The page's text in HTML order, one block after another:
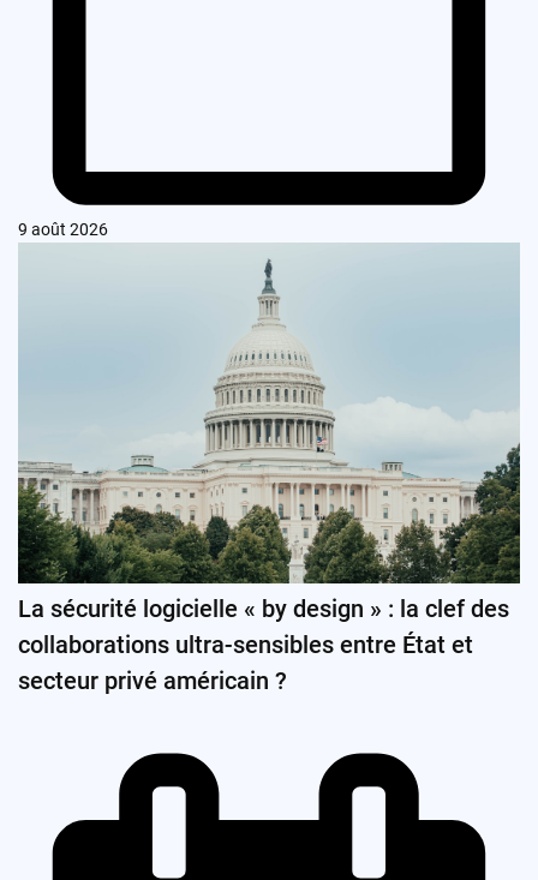
9 août 2026
La sécurité logicielle « by design » : la clef des
collaborations ultra-sensibles entre État et
secteur privé américain ?